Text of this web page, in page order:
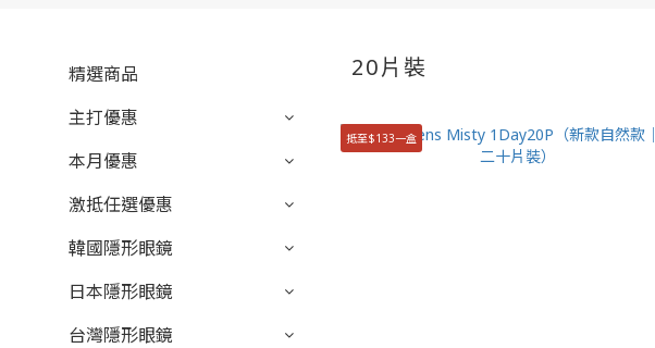
精選商品
主打優惠
本月優惠
激抵任選優惠
韓國隱形眼鏡
日本隱形眼鏡
台灣隱形眼鏡
20片裝
抵至$133一盒